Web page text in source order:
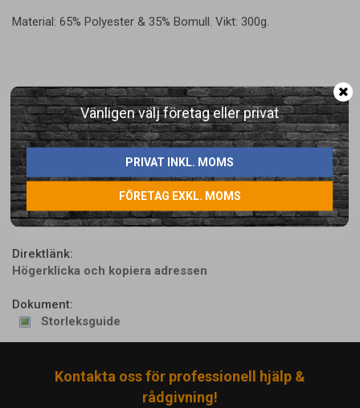
Vänligen välj företag eller privat
PRIVAT INKL. MOMS
FÖRETAG EXKL. MOMS
Material: 65% Polyester & 35% Bomull. Vikt: 300g.
LÄGG I ÖNSKELISTA
Artikelnummer:
T602BKR28
Direktlänk:
Högerklicka och kopiera adressen
Dokument:
Storleksguide
Kontakta oss för professionell hjälp &
rådgivning!